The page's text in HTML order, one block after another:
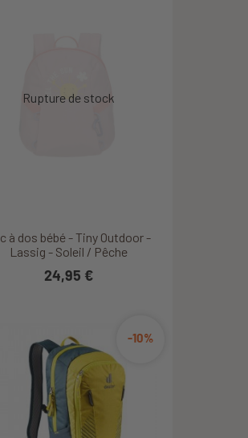
achat. Confirme à mes attentes. Je le
08/06
à dos bébé - Tiny Outdoor -
Lassig - Soleil / Pêche
24,95 €
-10%